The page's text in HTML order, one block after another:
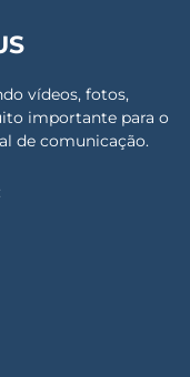
vídeos, fotos,
importante para o
de comunicação.